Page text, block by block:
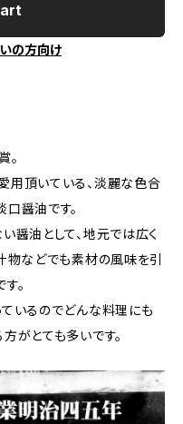
の方向け
。
用頂いている、淡麗な色合
醤油です。
醤油として、地元では広く
物などでも素材の風味を引
。
いるのでどんな料理にも
がとても多いです。